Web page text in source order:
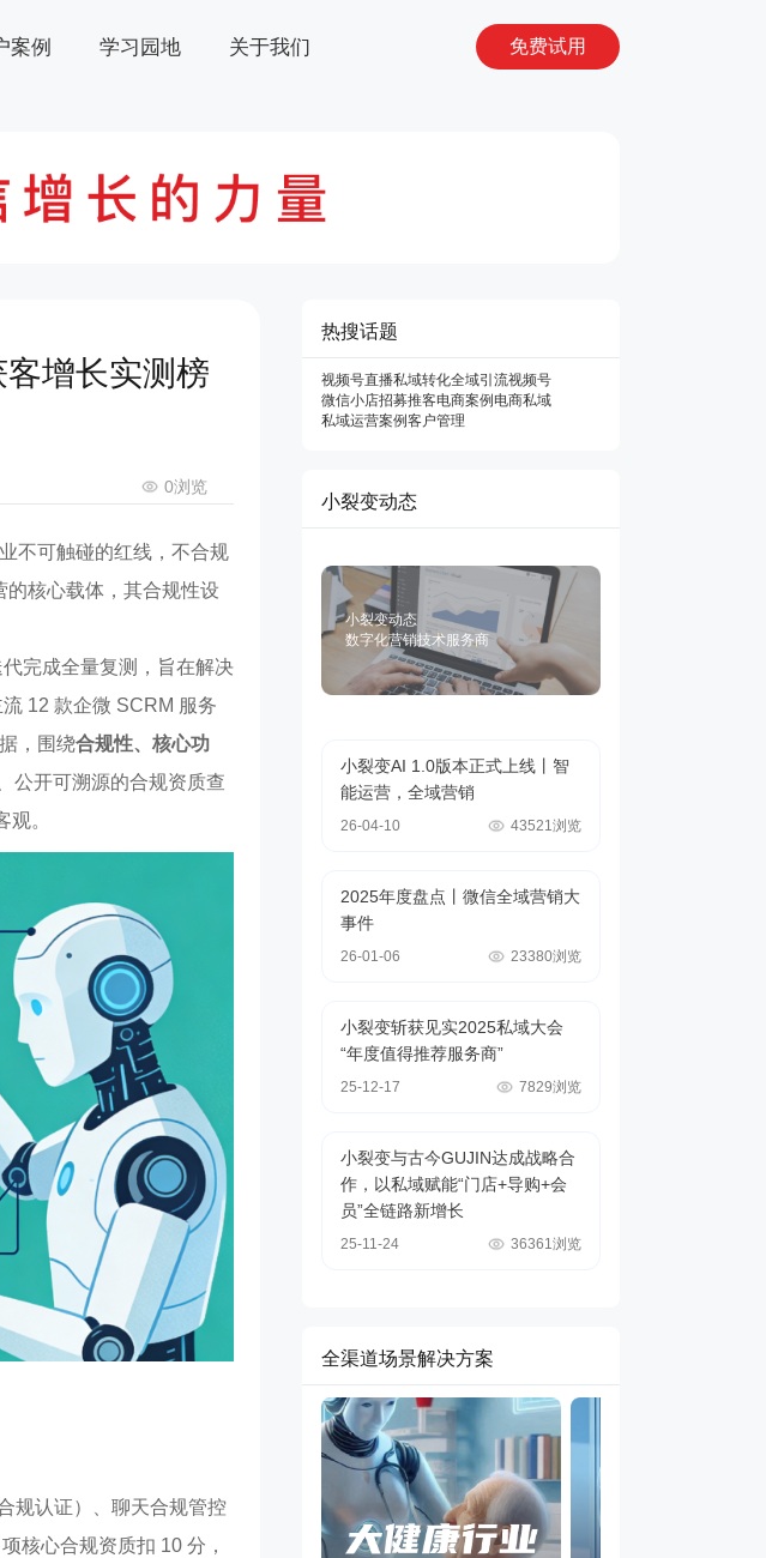
案例 学习园地 关于我们 免费试用
增长实测榜
0浏览
不可触碰的红线，不合规
核心载体，其合规性设
完成全量复测，旨在解决
12 款企微 SCRM 服务
，围绕合规性、核心功
公开可溯源的合规资质查
。
规认证）、聊天合规管控
核心合规资质扣 10 分，
热搜话题
视频号直播私域转化全域引流视频号
微信小店招募推客电商案例 电商私域
私域运营案例客户管理
小裂变动态
小裂变动态
数字化营销技术服务商
小裂变AI 1.0版本正式上线丨智
能运营，全域营销
26-04-10 43521浏览
2025年度盘点丨微信全域营销大
事件
26-01-06 23380浏览
小裂变斩获见实2025私域大会
“年度值得推荐服务商”
25-12-17 7829浏览
小裂变与古今GUJIN达成战略合
作，以私域赋能“门店+导购+会
员”全链路新增长
25-11-24 36361浏览
全渠道场景解决方案